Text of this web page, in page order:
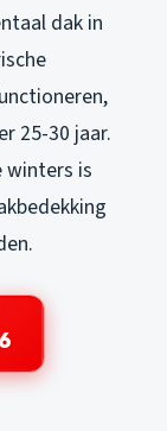
dak in
25-30 jaar.
is